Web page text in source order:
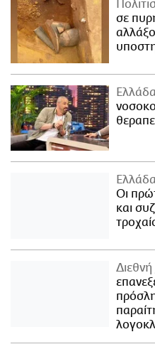
σε
Ελλάδα
Ελλάδα
Οι
και
Διεθνή